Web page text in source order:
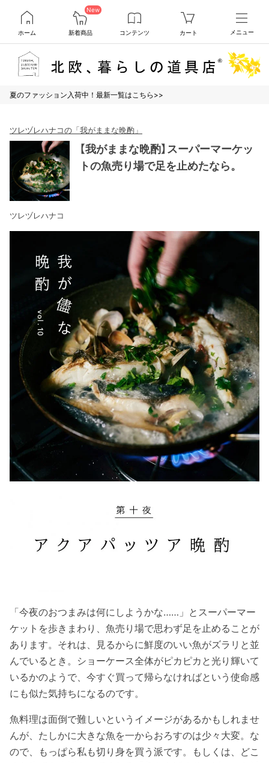
ホーム
New
新着商品 コンテンツ カート メニュー
夏のファッション入荷中！最新一覧はこちら>>
ツレヅレハナコの「我がままな晩酌」
【我がままな晩酌】スーパーマーケッ
トの魚売り場で足を止めたなら。
ツレヅレハナコ
「今夜のおつまみは何にしようかな……」とスーパーマー
ケットを歩きまわり、魚売り場で思わず足を止めることが
あります。それは、見るからに鮮度のいい魚がズラリと並
んでいるとき。ショーケース全体がピカピカと光り輝いて
いるかのようで、今すぐ買って帰らなければという使命感
にも似た気持ちになるのです。
魚料理は面倒で難しいというイメージがあるかもしれませ
んが、たしかに大きな魚を一からおろすのは少々大変。な
ので、もっぱら私も切り身を買う派です。もしくは、どこ